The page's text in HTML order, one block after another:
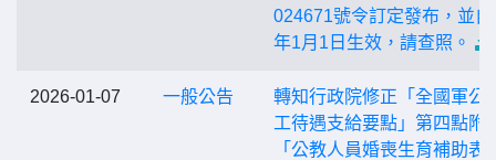
024671號令訂定發布，並
年1月1日生效，請查照。
2026-01-07 一般公告
轉知行政院修正「全國軍公
工待遇支給要點」第四點附
「公教人員婚喪生育補助表